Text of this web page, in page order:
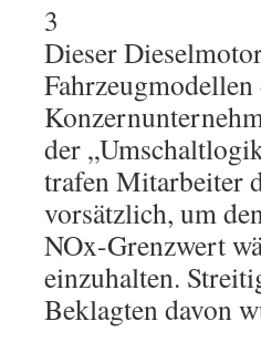
3
Dieser
der
trafen Mitarbeiter
vorsätzlich, um
NOx-Grenzwert
einzuhalten.
Beklagten davon